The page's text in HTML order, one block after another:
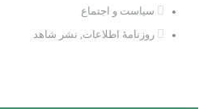
سیاست و اجتماع
روزنامۀ اطلاعات, نشر شاهد